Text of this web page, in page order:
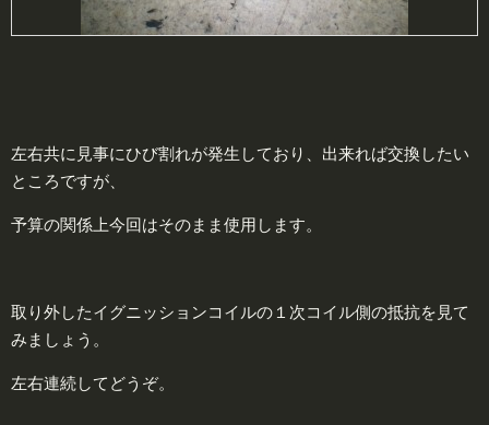
左右共に見事にひび割れが発生しており、出来れば交換したい
ところですが、
予算の関係上今回はそのまま使用します。
取り外したイグニッションコイルの１次コイル側の抵抗を見て
みましょう。
左右連続してどうぞ。